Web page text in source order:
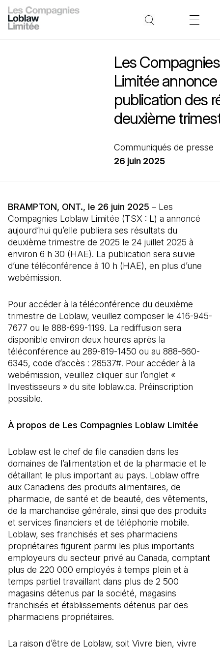
Les
Limitée
publication des
deuxième
Communiqués de presse
26 juin 2025
BRAMPTON, ONT., le 26 juin 2025 – Les
Compagnies Loblaw Limitée (TSX : L) a annoncé
aujourd’hui qu’elle publiera ses résultats du
deuxième trimestre de 2025 le 24 juillet 2025 à
environ 6 h 30 (HAE). La publication sera suivie
d’une téléconférence à 10 h (HAE), en plus d’une
webémission.
Pour accéder à la téléconférence du deuxième
trimestre de Loblaw, veuillez composer le 416-945-
7677 ou le 888-699-1199. La rediffusion sera
disponible environ deux heures après la
téléconférence au 289-819-1450 ou au 888-660-
6345, code d’accès : 28537#. Pour accéder à la
webémission, veuillez cliquer sur l’onglet «
Investisseurs » du site loblaw.ca. Préinscription
possible.
À propos de Les Compagnies Loblaw Limitée
Loblaw est le chef de file canadien dans les
domaines de l’alimentation et de la pharmacie et le
détaillant le plus important au pays. Loblaw offre
aux Canadiens des produits alimentaires, de
pharmacie, de santé et de beauté, des vêtements,
de la marchandise générale, ainsi que des produits
et services financiers et de téléphonie mobile.
Loblaw, ses franchisés et ses pharmaciens
propriétaires figurent parmi les plus importants
employeurs du secteur privé au Canada, comptant
plus de 220 000 employés à temps plein et à
temps partiel travaillant dans plus de 2 500
magasins détenus par la société, magasins
franchisés et établissements détenus par des
pharmaciens propriétaires.
La raison d’être de Loblaw, soit Vivre bien, vivre